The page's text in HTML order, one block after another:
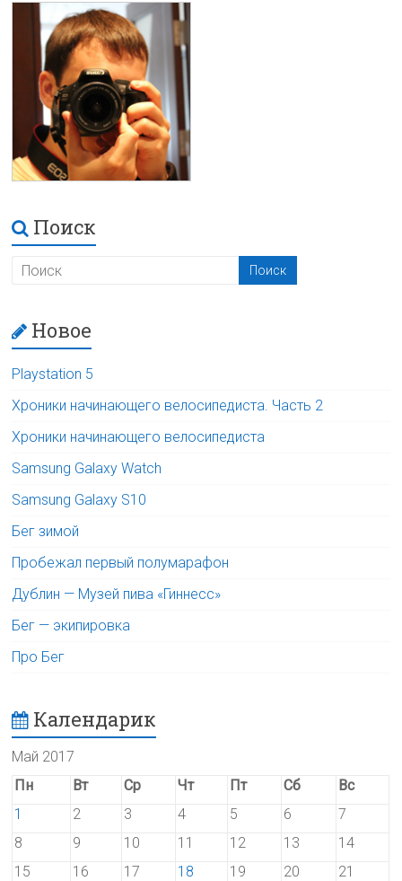
Поиск
Новое
Playstation 5
Хроники начинающего велосипедиста. Часть 2
Хроники начинающего велосипедиста
Samsung Galaxy Watch
Samsung Galaxy S10
Бег зимой
Пробежал первый полумарафон
Дублин — Музей пива «Гиннесс»
Бег — экипировка
Про Бег
Календарик
Май 2017
Пн
Вт Ср Чт Пт Сб
Вс
1
2 3 4 5 6
7
8
9 10 11 12 13
14
15
16 17 18 19 20
21